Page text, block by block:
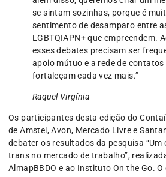
se sintam sozinhas, porque é
sentimento de desamparo entre
LGBTQIAPN+ que empreendem.
esses debates precisam ser
apoio mútuo e a rede de
fortaleçam cada vez mais.”
Raquel Virgínia
Os participantes desta edição do
de Amstel, Avon, Mercado Livre e
debater os resultados da pesquisa
trans no mercado de trabalho”,
AlmapBBDO e ao Instituto On the Go.